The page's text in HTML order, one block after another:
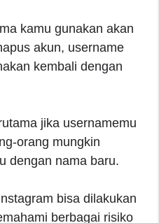
kamu gunakan akan
akun, username
kembali dengan
jika usernamemu
orang mungkin
dengan nama baru.
bisa dilakukan
berbagai risiko